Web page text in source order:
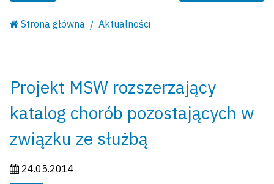
Strona główna Aktualności
Projekt MSW rozszerzający
katalog chorób pozostających w
związku ze służbą
Data publikacji:
24.05.2014